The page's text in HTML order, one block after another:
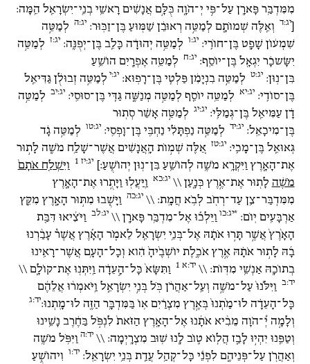
מִמִּדְבַּ֥ר פָּארָ֖ן עַל־פִּ֣י יְ־הֹוָ֑ה כֻּלָּ֣ם אֲנָשִׁ֔ים רָאשֵׁ֥י בְנֵֽי־יִשְׂרָאֵ֖ל הֵֽמָּה:
[יג:ד וְאֵ֖לֶּה שְׁמוֹתָ֑ם לְמַטֵּ֣ה רְאוּבֵ֔ן שַׁמּ֖וּעַ בֶּן־זַכּֽוּר:יג:ה לְמַטֵּ֣ה
שִׁמְע֔וֹן שָׁפָ֖ט בֶּן־חוֹרִֽי:יג:ו לְמַטֵּ֣ה יְהוּדָ֔ה כָּלֵ֖ב בֶּן־יְפֻנֶּֽה:יג:ז לְמַטֵּ֣ה
יִשָּׂשכָ֔ר יִגְאָ֖ל בֶּן־יוֹסֵֽף:יג:ח לְמַטֵּ֥ה אֶפְרָ֖יִם הוֹשֵׁ֥עַ
בִּן־נֽוּן:יג:ט לְמַטֵּ֣ה בִנְיָמִ֔ן פַּלְטִ֖י בֶּן־רָפֽוּא:יג:י לְמַטֵּ֣ה זְבוּלֻ֔ן גַּדִּיאֵ֖ל
בֶּן־סוֹדִֽי:יג:יא לְמַטֵּ֥ה יוֹסֵ֖ף לְמַטֵּ֣ה מְנַשֶּׁ֑ה גַּדִּ֖י בֶּן־סוּסִֽי:יג:יב לְמַטֵּ֣ה
דָ֔ן עַמִּיאֵ֖ל בֶּן־גְּמַלִּֽי:יג:יג לְמַטֵּ֣ה אָשֵׁ֔ר סְת֖וּר
בֶּן־מִיכָאֵֽל:יג:יד לְמַטֵּ֣ה נַפְתָּלִ֔י נַחְבִּ֖י בֶּן־וָפְסִֽי:יג:טו לְמַטֵּ֣ה גָ֔ד
גְּאוּאֵ֖ל בֶּן־מָכִֽי:יג:טז אֵ֚לֶּה שְׁמ֣וֹת הָֽאֲנָשִׁ֔ים אֲשֶׁר־שָׁלַ֥ח מֹשֶׁ֖ה לָת֣וּר
אֶת־הָאָ֑רֶץ וַיִּקְרָ֥א מֹשֶׁ֛ה לְהוֹשֵׁ֥עַ בִּן־נ֖וּן יְהוֹשֻֽׁעַ:]יג:יז 1 וַיִּשְׁלַ֤ח אֹתָם֙
מֹשֶׁ֔ה לָת֖וּר אֶת־אֶ֣רֶץ כְּנָ֑עַן \\יג:כא וַֽיַּעֲל֖וּ וַיָּתֻ֣רוּ אֶת־הָאָ֑רֶץ
מִמִּדְבַּר־צִ֥ן עַד־רְחֹ֖ב לְבֹ֥א חֲמָֽת: \\יג:כה וַיָּשֻׁ֖בוּ מִתּ֣וּר הָאָ֑רֶץ מִקֵּ֖ץ
אַרְבָּעִ֥ים יֽוֹם: *יג:כו וַיֵּלְכ֡וּ אֶל־מִדְבַּ֥ר פָּארָ֖ן \\יג:לב וַיֹּצִ֜יאוּ דִּבַּ֤ת
הָאָ֙רֶץ֙ אֲשֶׁ֣ר תָּר֣וּ אֹתָ֔הּ אֶל־בְּנֵ֥י יִשְׂרָאֵ֖ל לֵאמֹ֑ר הָאָ֡רֶץ אֲשֶׁר֩ עָבַ֨רְנוּ
בָ֜הּ לָת֣וּר אֹתָ֗הּ אֶ֣רֶץ אֹכֶ֤לֶת יוֹשְׁבֶ֙יהָ֙ הִ֔וא וְכָל־הָעָ֛ם אֲשֶׁר־רָאִ֥ינוּ
בְתוֹכָ֖הּ אַנְשֵׁ֥י מִדּֽוֹת: \\יד:א 1 וַתִּשָּׂא֙ כָּל־הָ֣עֵדָ֔ה וַֽיִּתְּנ֖וּ אֶת־קוֹלָ֑ם \\
יד:ב וַיִּלֹּ֙נוּ֙ עַל־מֹשֶׁ֣ה וְעַֽל־אַהֲרֹ֔ן כֹּ֖ל בְּנֵ֣י יִשְׂרָאֵ֑ל וַֽיֹּאמְר֨וּ אֲלֵהֶ֜ם
כָּל־הָעֵדָ֗ה לוּ־מַ֙תְנוּ֙ בְּאֶ֣רֶץ מִצְרַ֔יִם א֛וֹ בַּמִּדְבָּ֥ר הַזֶּ֖ה לוּ־מָֽתְנוּ:יד:ג
וְלָמָ֣ה יְ֠־הֹוָה מֵבִ֨יא אֹתָ֜נוּ אֶל־הָאָ֤רֶץ הַזֹּאת֙ לִנְפֹּ֣ל בַּחֶ֔רֶב נָשֵׁ֥ינוּ
וְטַפֵּ֖נוּ יִהְי֣וּ לָבַ֑ז הֲל֧וֹא ט֦וֹב לָ֖נוּ שׁ֥וּב מִצְרָֽיְמָה: \\יד:ה וַיִּפֹּ֥ל מֹשֶׁ֛ה
וְאַהֲרֹ֖ן עַל־פְּנֵיהֶ֑ם לִפְנֵ֕י כָּל־קְהַ֥ל עֲדַ֖ת בְּנֵ֥י יִשְׂרָאֵֽל:יד:ו וִיהוֹשֻׁ֣עַ